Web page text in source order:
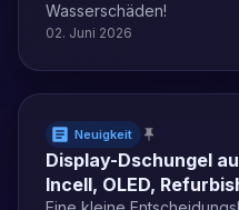
Wasserschäden!
02. Juni 2026
Neuigkeit
Display-Dschungel
Incell, OLED,